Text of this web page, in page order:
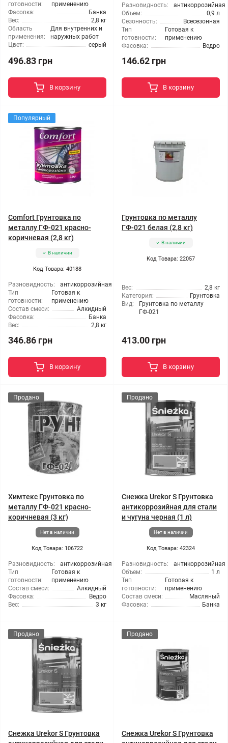
готовности:
применению
Фасовка:
Банка
Вес:
2,8 кг
Область
применения:
Для внутренних и
наружных работ
Цвет:
серый
496.83 грн
В корзину
Разновидность:
антикоррозийная
Объем:
0,9 л
Сезонность:
Всесезонная
Тип
готовности:
Готовая к
применению
Фасовка:
Ведро
146.62 грн
В корзину
Популярный
Comfort Грунтовка по
металлу ГФ-021 красно-
коричневая (2,8 кг)
В наличии
Код Товара: 40188
Разновидность:
антикоррозийная
Тип
готовности:
Готовая к
применению
Состав смеси:
Алкидный
Фасовка:
Банка
Вес:
2,8 кг
346.86 грн
В корзину
Грунтовка по металлу
ГФ-021 белая (2,8 кг)
В наличии
Код Товара: 22057
Вес:
2,8 кг
Категория:
Грунтовка
Вид:
Грунтовка по металлу
ГФ-021
413.00 грн
В корзину
Продано
Химтекс Грунтовка по
металлу ГФ-021 красно-
коричневая (3 кг)
Нет в наличии
Код Товара: 106722
Разновидность:
антикоррозийная
Тип
готовности:
Готовая к
применению
Состав смеси:
Алкидный
Фасовка:
Ведро
Вес:
3 кг
Продано
Снежка Urekor S Грунтовка
антикоррозийная для стали
и чугуна черная (1 л)
Нет в наличии
Код Товара: 42324
Разновидность:
антикоррозийная
Объем:
1 л
Тип
готовности:
Готовая к
применению
Состав смеси:
Масляный
Фасовка:
Банка
Продано
Снежка Urekor S Грунтовка
Продано
Снежка Urekor S Грунтовка